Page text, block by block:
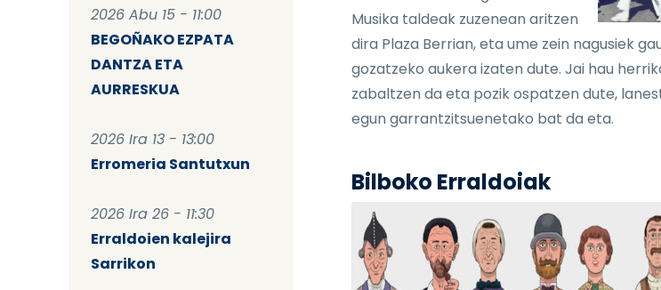
2026 Abu 15 - 11:00
BEGOÑAKO EZPATA
DANTZA ETA
AURRESKUA
2026 Ira 13 - 13:00
Erromeria Santutxun
2026 Ira 26 - 11:30
Erraldoien kalejira
Sarrikon
Musika taldeak zuzenean aritzen
dira Plaza Berrian, eta ume zein nagusiek
gozatzeko aukera izaten dute. Jai hau
zabaltzen da eta pozik ospatzen dute,
egun garrantzitsuenetako bat da eta.
Bilboko Erraldoiak